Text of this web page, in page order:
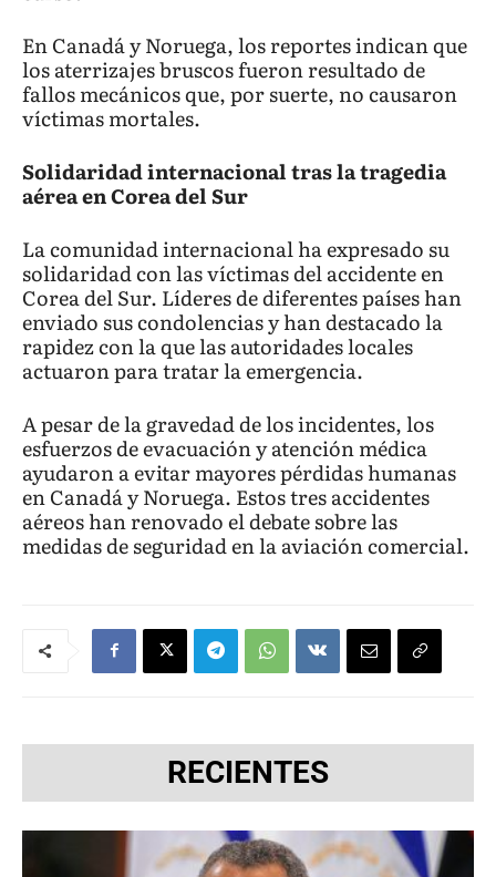
En Canadá y Noruega, los reportes indican que
los aterrizajes bruscos fueron resultado de
fallos mecánicos que, por suerte, no causaron
víctimas mortales.
Solidaridad internacional tras la tragedia
aérea en Corea del Sur
La comunidad internacional ha expresado su
solidaridad con las víctimas del accidente en
Corea del Sur. Líderes de diferentes países han
enviado sus condolencias y han destacado la
rapidez con la que las autoridades locales
actuaron para tratar la emergencia.
A pesar de la gravedad de los incidentes, los
esfuerzos de evacuación y atención médica
ayudaron a evitar mayores pérdidas humanas
en Canadá y Noruega. Estos tres accidentes
aéreos han renovado el debate sobre las
medidas de seguridad en la aviación comercial.
RECIENTES